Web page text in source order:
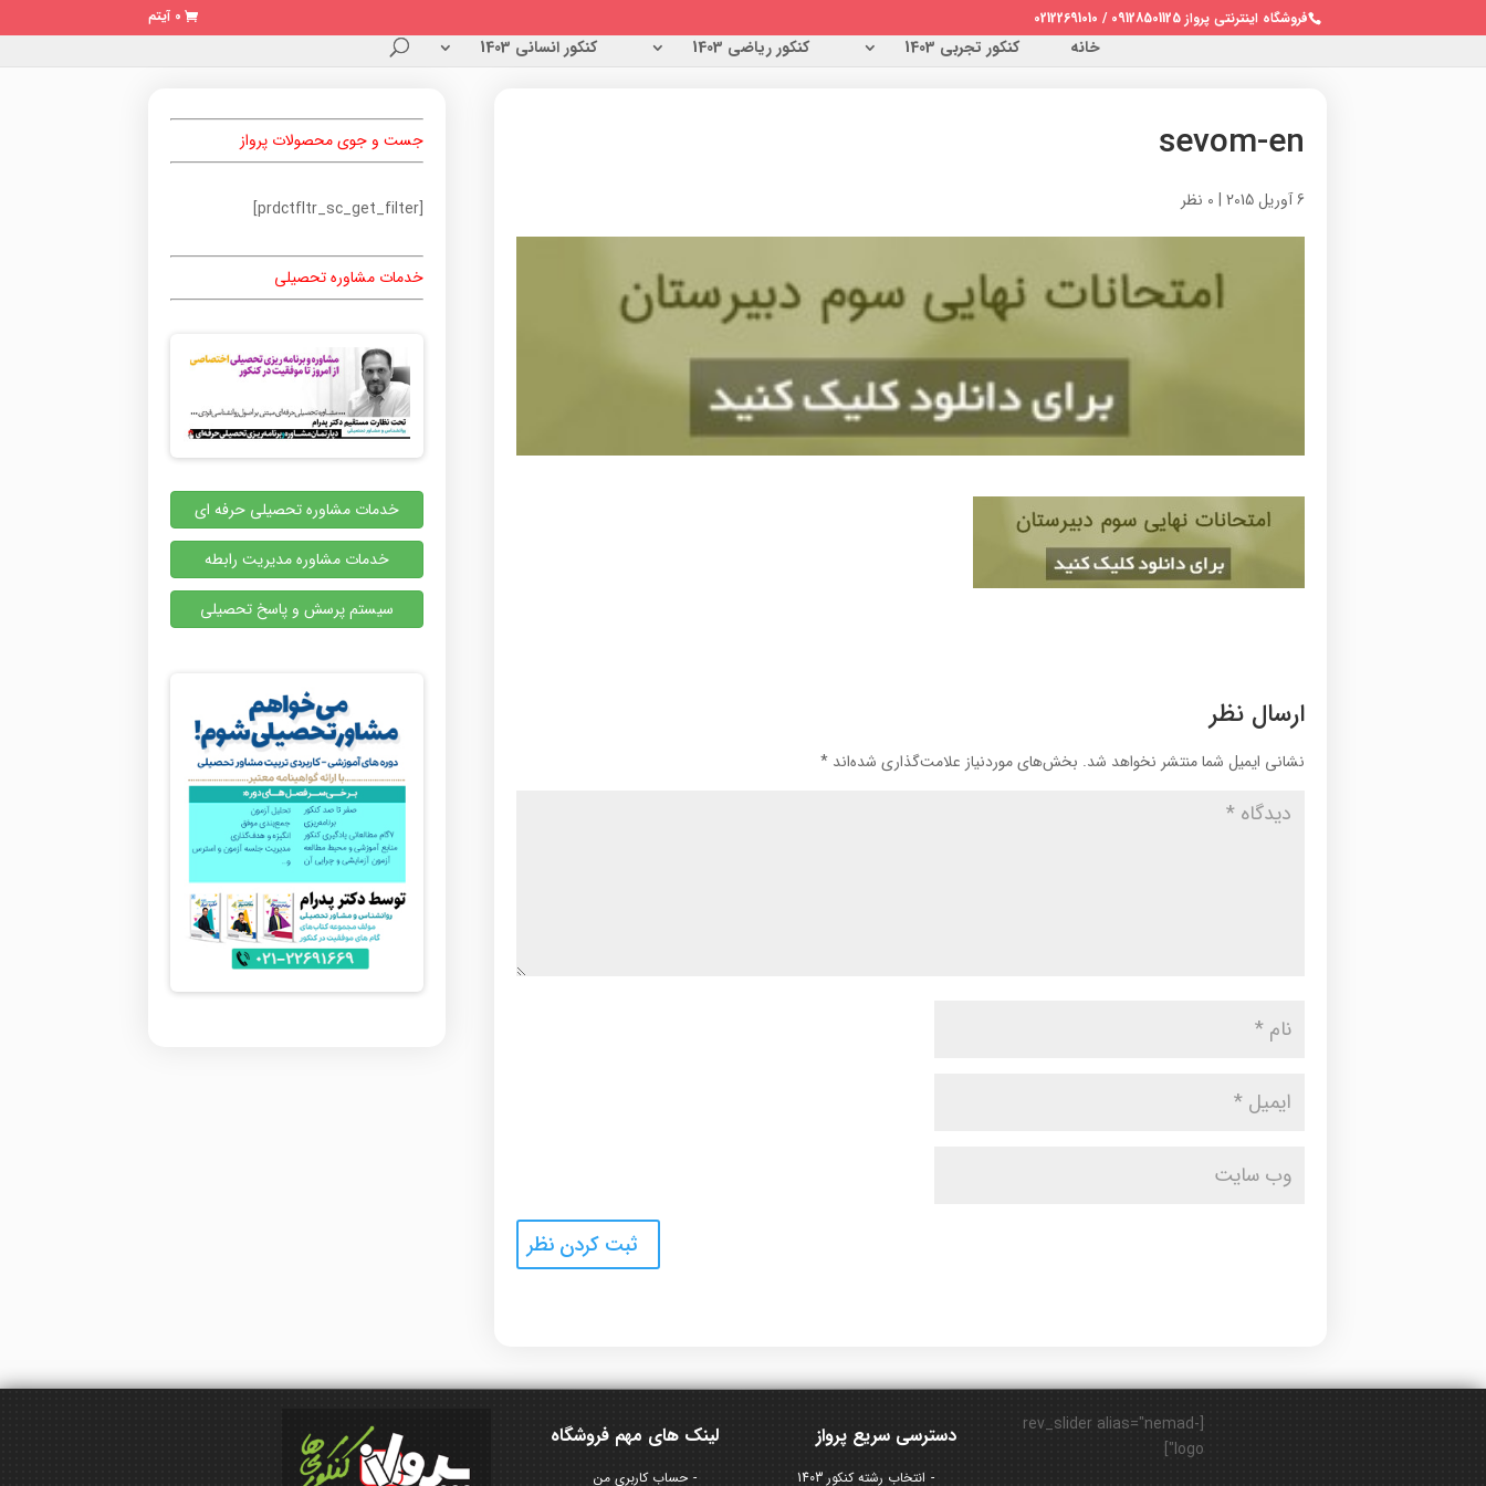
فروشگاه اینترنتی پرواز 09128501125 / 02122691010 0 آیتم
خانه کنکور تجربی 1403 کنکور ریاضی 1403 کنکور انسانی 1403
sevom-en
6 آوریل 2015 | 0 نظر
ارسال نظر
نشانی ایمیل شما منتشر نخواهد شد. بخش‌های موردنیاز علامت‌گذاری شده‌اند*
جست و جوی محصولات پرواز
[prdctfltr_sc_get_filter]
خدمات مشاوره تحصیلی
خدمات مشاوره تحصیلی حرفه ای
خدمات مشاوره مدیریت رابطه
سیستم پرسش و پاسخ تحصیلی
لینک های مهم فروشگاه
حساب کاربری من
دسترسی سریع پرواز
انتخاب رشته کنکور 1403
[rev_slider alias="nemad-
logo"]